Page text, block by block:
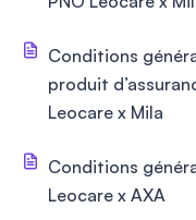
Conditions
produit
Leocare x Mila
Conditions
Leocare x AXA